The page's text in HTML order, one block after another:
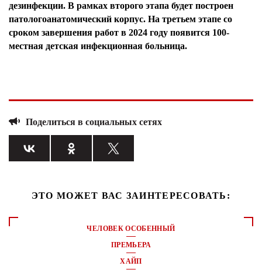
дезинфекции. В рамках второго этапа будет построен
патологоанатомический корпус. На третьем этапе со
сроком завершения работ в 2024 году появится 100-
местная детская инфекционная больница.
Поделиться в социальных сетях
ЭТО МОЖЕТ ВАС ЗАИНТЕРЕСОВАТЬ:
ЧЕЛОВЕК ОСОБЕННЫЙ
ПРЕМЬЕРА
ХАЙП